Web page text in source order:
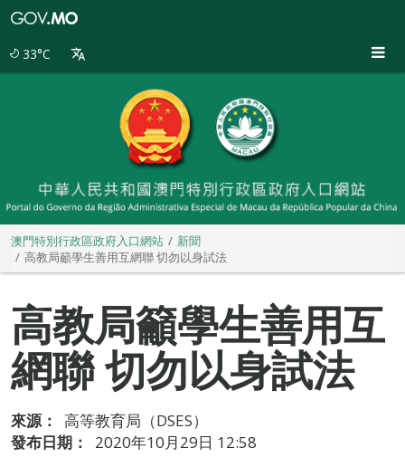
33°C
澳門特別行政區政府入口網站
新聞
高教局籲學生善用互網聯 切勿以身試法
高教局籲學生善用互
網聯 切勿以身試法
來源：
高等教育局（DSES）
發布日期：
2020年10月29日 12:58